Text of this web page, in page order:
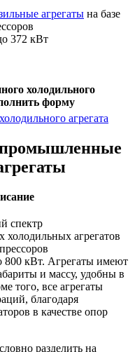
агрегаты на базе
372 кВт
холодильного
форму
спектр
агрегатов
800 кВт. Агрегаты имеют
и массу, удобны в
того, все агрегаты
благодаря
в качестве опор
разделить на